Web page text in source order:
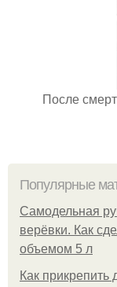
После
Популярные
Самодельная
верёвки. Как
объемом 5 л
Как прикрепить